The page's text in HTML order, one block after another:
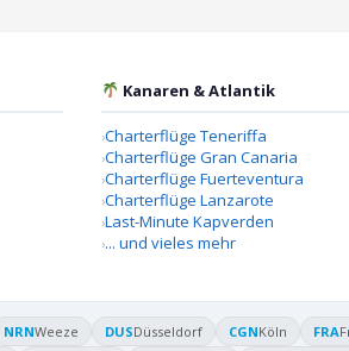
Kanaren & Atlantik
Charterflüge Teneriffa
Charterflüge Gran Canaria
Charterflüge Fuerteventura
Charterflüge Lanzarote
Last-Minute Kapverden
... und vieles mehr
NRNWeeze DUSDüsseldorf CGNKöln FRA